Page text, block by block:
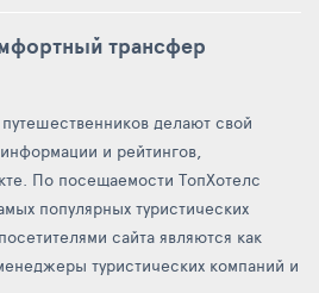
трансфер
делают свой
и рейтингов,
По посещаемости ТопХотелс
популярных туристических
сайта являются как
туристических компаний и